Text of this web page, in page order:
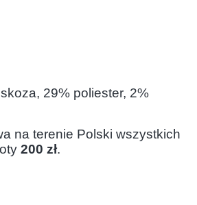
29% poliester, 2%
na terenie Polski wszystkich
200 zł.